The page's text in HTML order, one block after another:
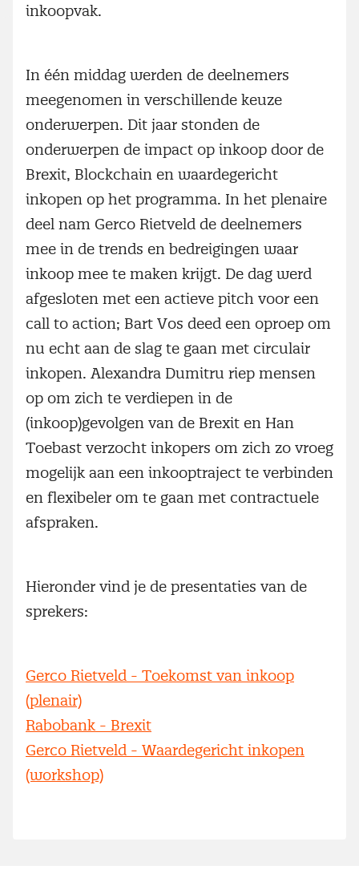
inkoopvak.
In één middag werden de deelnemers
meegenomen in verschillende keuze
onderwerpen. Dit jaar stonden de
onderwerpen de impact op inkoop door de
Brexit, Blockchain en waardegericht
inkopen op het programma. In het plenaire
deel nam Gerco Rietveld de deelnemers
mee in de trends en bedreigingen waar
inkoop mee te maken krijgt. De dag werd
afgesloten met een actieve pitch voor een
call to action; Bart Vos deed een oproep om
nu echt aan de slag te gaan met circulair
inkopen. Alexandra Dumitru riep mensen
op om zich te verdiepen in de
(inkoop)gevolgen van de Brexit en Han
Toebast verzocht inkopers om zich zo vroeg
mogelijk aan een inkooptraject te verbinden
en flexibeler om te gaan met contractuele
afspraken.
Hieronder vind je de presentaties van de
sprekers:
Gerco Rietveld - Toekomst van inkoop
(plenair)
Rabobank - Brexit
Gerco Rietveld - Waardegericht inkopen
(workshop)